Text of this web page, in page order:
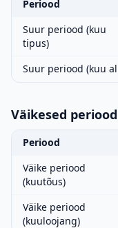
Periood
Suur periood (kuu
tipus)
Suur periood (kuu
Väikesed
Periood
Väike periood
(kuutõus)
Väike periood
(kuuloojang)